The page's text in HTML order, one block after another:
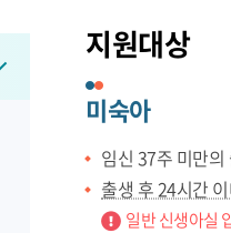
지원대상
미숙아
임신 37주 미만
출생 후 24시간
일반 신생아실